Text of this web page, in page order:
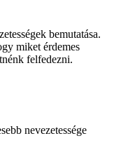
bemutatása.
miket érdemes
felfedezni.
nevezetessége